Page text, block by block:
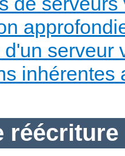
serveur
inhérentes
réécriture